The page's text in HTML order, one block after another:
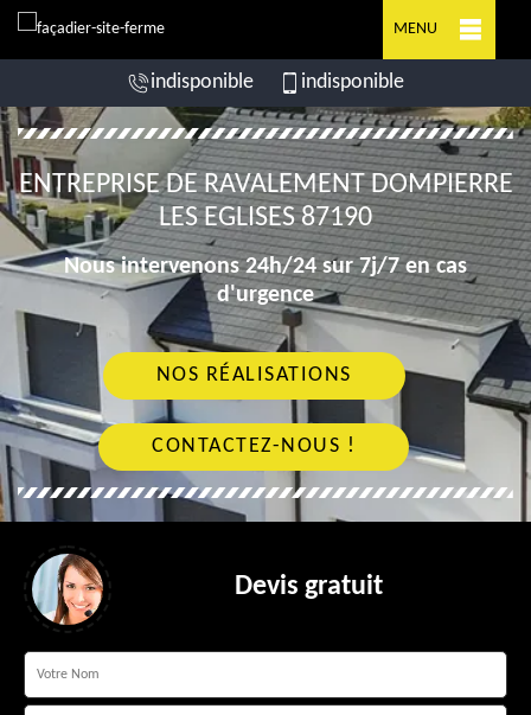
MENU
indisponible indisponible
ENTREPRISE DE RAVALEMENT DOMPIERRE
LES EGLISES 87190
Nous intervenons 24h/24 sur 7j/7 en cas
d'urgence
NOS RÉALISATIONS
CONTACTEZ-NOUS !
Devis gratuit